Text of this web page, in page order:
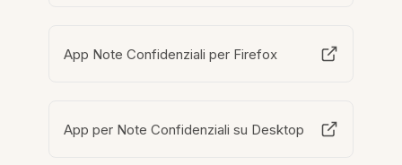
App Note Confidenziali per Firefox
App per Note Confidenziali su Desktop